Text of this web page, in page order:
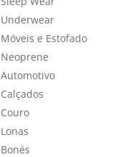
Underwear
Móveis e Estofado
Neoprene
Automotivo
Calçados
Couro
Lonas
Bonés